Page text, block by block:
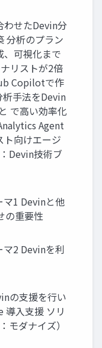
わせたDevin分
分析のプラン
、可視化まで
リストが2倍
Copilotで作
析手法をDevin
で高い効率化
Agent
ト向けエージ
Devin技術ブ
マ1 Devinと他
の重要性
マ2 Devinを利
の支援を行い
導入支援 ソリ
モダナイズ）